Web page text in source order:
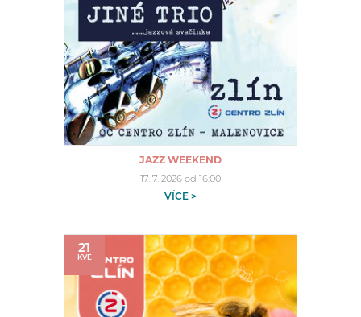
JAZZ WEEKEND
17. 7. 2026 od 16:00
VÍCE >
21
KVĚ